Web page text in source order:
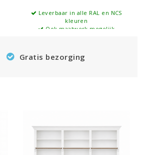
Leverbaar in alle RAL en NCS
kleuren
Ook maatwerk mogelijk
Gratis bezorging